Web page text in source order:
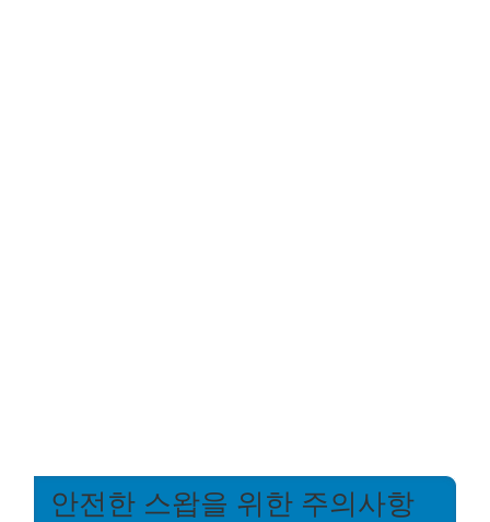
안전한 스왑을 위한 주의사항